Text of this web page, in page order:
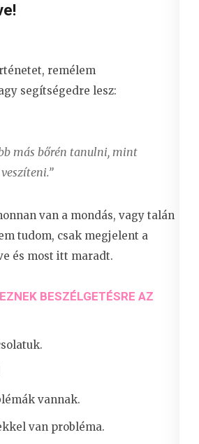
remélem
segítségedre lesz:
más bőrén tanulni, mint
van a mondás, vagy talán
tudom, csak megjelent a
és most itt maradt.
BESZÉLGETÉSRE AZ
vannak.
van probléma.